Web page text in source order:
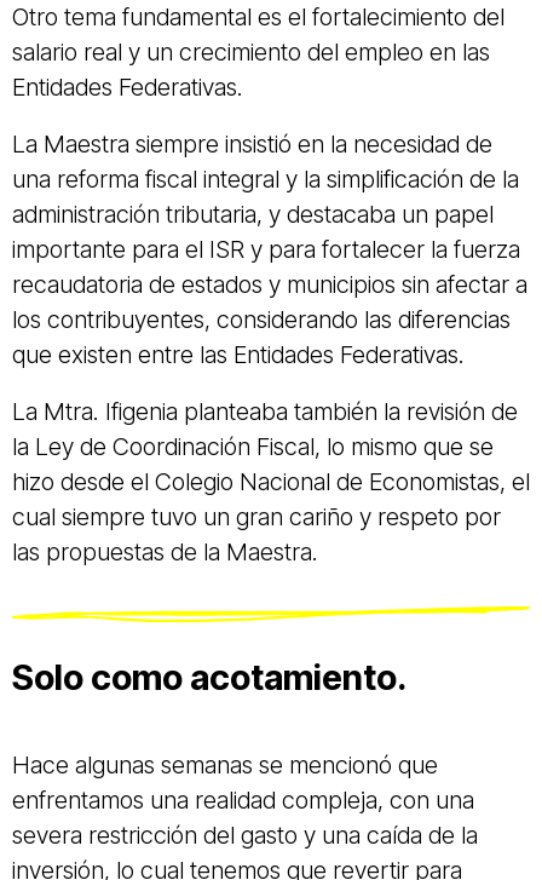
Otro tema fundamental es el fortalecimiento del
salario real y un crecimiento del empleo en las
Entidades Federativas.
La Maestra siempre insistió en la necesidad de
una reforma fiscal integral y la simplificación de la
administración tributaria, y destacaba un papel
importante para el ISR y para fortalecer la fuerza
recaudatoria de estados y municipios sin afectar a
los contribuyentes, considerando las diferencias
que existen entre las Entidades Federativas.
La Mtra. Ifigenia planteaba también la revisión de
la Ley de Coordinación Fiscal, lo mismo que se
hizo desde el Colegio Nacional de Economistas, el
cual siempre tuvo un gran cariño y respeto por
las propuestas de la Maestra.
Solo como acotamiento.
Hace algunas semanas se mencionó que
enfrentamos una realidad compleja, con una
severa restricción del gasto y una caída de la
inversión, lo cual tenemos que revertir para